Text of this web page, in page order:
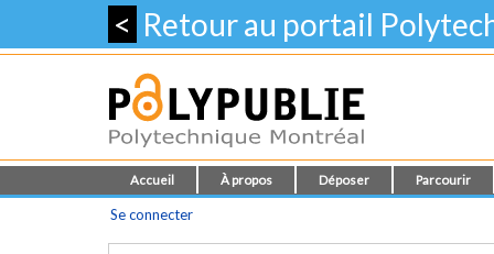
< Retour au portail
Accueil À propos Déposer Parcourir
Se connecter